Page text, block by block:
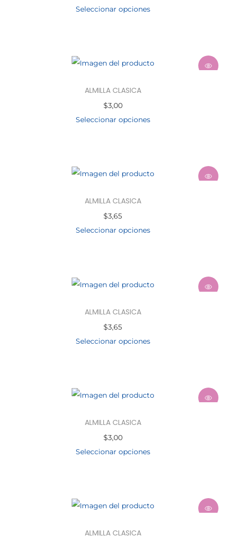
Seleccionar opciones
ALMILLA CLASICA
$3,00
Seleccionar opciones
ALMILLA CLASICA
$3,65
Seleccionar opciones
ALMILLA CLASICA
$3,65
Seleccionar opciones
ALMILLA CLASICA
$3,00
Seleccionar opciones
ALMILLA CLASICA